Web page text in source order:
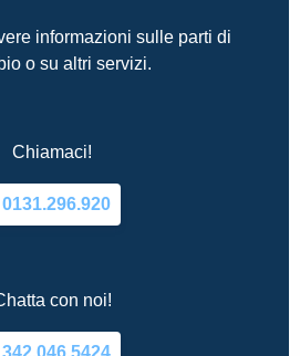
informazioni sulle parti di
o su altri servizi.
Chiamaci!
0131.296.920
con noi!